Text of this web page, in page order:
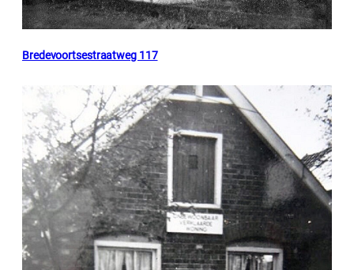
Bredevoortsestraatweg 117